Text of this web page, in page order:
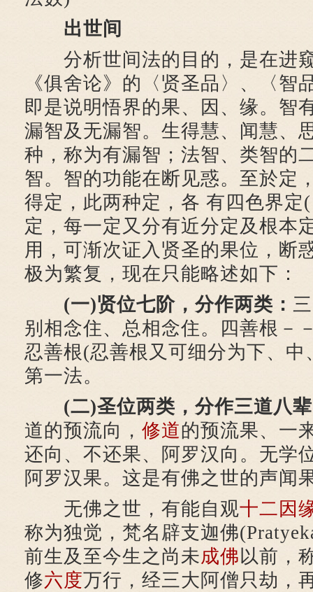
出世间
分析世间法的目的，是在进
《俱舍论》的〈贤圣品〉、〈智
即是说明悟界的果、因、缘。智
漏智及无漏智。生得慧、闻慧、
种，称为有漏智；法智、类智的
智。智的功能在断见惑。至於定
得定，此两种定，各 有四色界定
定，每一定又分有近分定及根本
用，可渐次证入贤圣的果位，断
极为繁复，现在只能略述如下：
(一)贤位七阶，分作两类：
别相念住、总相念住。四善根－
忍善根(忍善根又可细分为下、中
第一法。
(二)圣位两类，分作三道八
道的预流向， 修道的预流果、一
还向、不还果、阿罗汉向。无学
阿罗汉果。这是有佛之世的声闻
无佛之世，有能自观十二因
称为独觉，梵名辟支迦佛
前生及至今生之尚未成佛以前，
修六度万行，经三大阿僧只劫，